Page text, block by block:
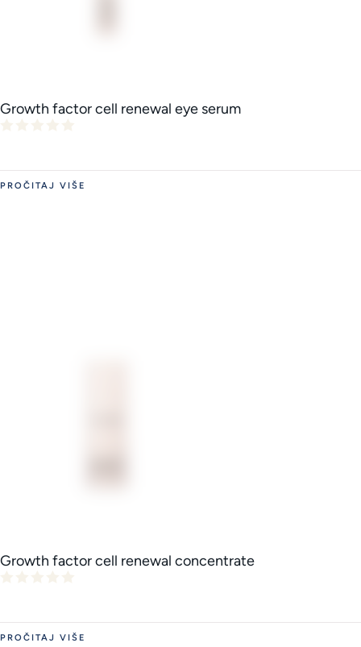
Growth factor cell renewal eye serum
PROČITAJ VIŠE
Growth factor cell renewal concentrate
PROČITAJ VIŠE